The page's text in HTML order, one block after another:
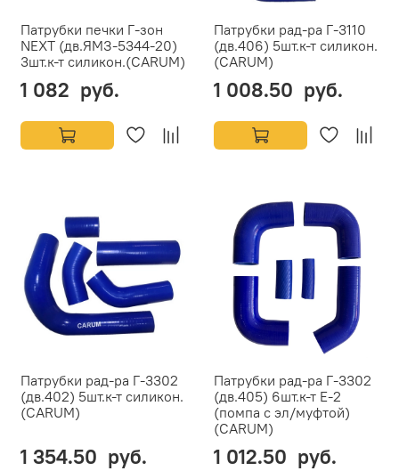
Патрубки печки Г-зон
NEXT (дв.ЯМЗ-5344-20)
3шт.к-т силикон.(CARUM)
1 082 руб.
Патрубки рад-ра Г-3110
(дв.406) 5шт.к-т силикон.
(CARUM)
1 008.50 руб.
Патрубки рад-ра Г-3302
(дв.402) 5шт.к-т силикон.
(CARUM)
1 354.50 руб.
Патрубки рад-ра Г-3302
(дв.405) 6шт.к-т Е-2
(помпа с эл/муфтой)
(CARUM)
1 012.50 руб.